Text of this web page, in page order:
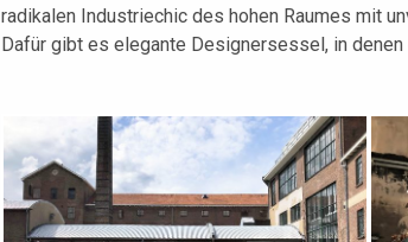
radikalen Industriechic des hohen Raumes mit
Dafür gibt es elegante Designersessel, in